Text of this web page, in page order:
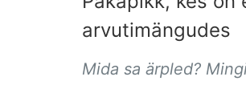
arvutimängudes
Mida sa ärpled?